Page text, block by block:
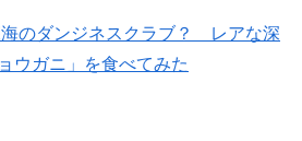
のダンジネスクラブ？ レアな深
ウガニ」を食べてみた